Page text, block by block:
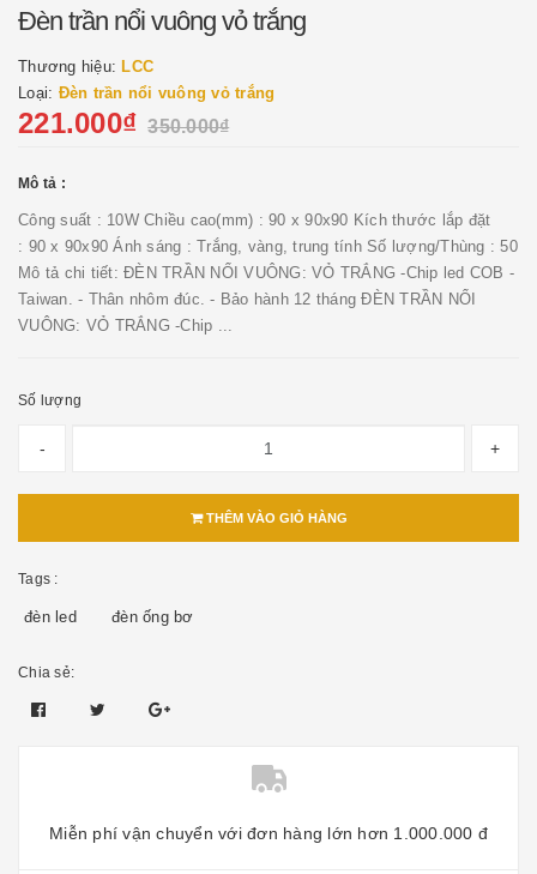
Đèn trần nổi vuông vỏ trắng
Thương hiệu: LCC
Loại: Đèn trần nổi vuông vỏ trắng
221.000₫ 350.000₫
Mô tả :
Công suất : 10W Chiều cao(mm) : 90 x 90x90 Kích thước lắp đặt
: 90 x 90x90 Ánh sáng : Trắng, vàng, trung tính Số lượng/Thùng : 50
Mô tả chi tiết: ĐÈN TRẦN NỔI VUÔNG: VỎ TRẮNG -Chip led COB -
Taiwan. - Thân nhôm đúc. - Bảo hành 12 tháng ĐÈN TRẦN NỔI
VUÔNG: VỎ TRẮNG -Chip ...
Số lượng
- +
THÊM VÀO GIỎ HÀNG
Tags :
đèn led đèn ống bơ
Chia sẻ:
Miễn phí vận chuyển với đơn hàng lớn hơn 1.000.000 đ